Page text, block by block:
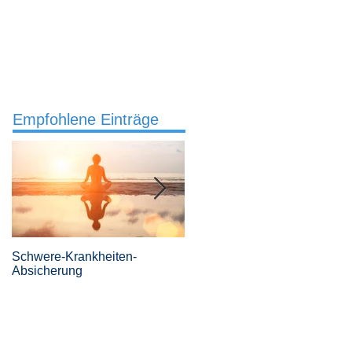
Empfohlene Einträge
Schwere-Krankheiten-
Absicherung